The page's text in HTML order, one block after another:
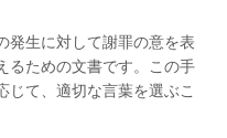
発生に対して謝罪の意を表
るための文書です。この手
じて、適切な言葉を選ぶこ